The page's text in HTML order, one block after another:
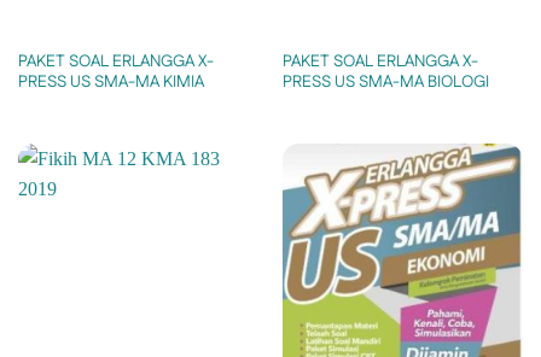
PAKET SOAL ERLANGGA X-
PRESS US SMA-MA KIMIA
PAKET SOAL ERLANGGA X-
PRESS US SMA-MA BIOLOGI